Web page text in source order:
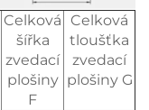
Celková
šířka
zvedací
plošiny
F
Celková
tloušťka
zvedací
plošiny G